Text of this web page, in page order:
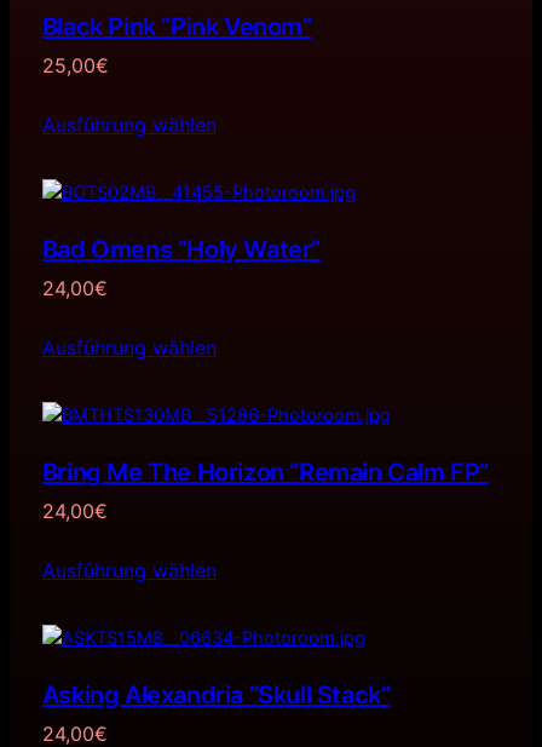
Black Pink “Pink Venom”
25,00€
Ausführung wählen
Bad Omens “Holy Water”
24,00€
Ausführung wählen
Bring Me The Horizon “Remain Calm FP”
24,00€
Ausführung wählen
Asking Alexandria ”Skull Stack”
24,00€